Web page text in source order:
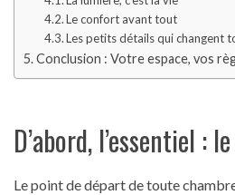
Le confort avant tout
Les petits détails qui changent
Conclusion : Votre espace, vos
D’abord, l’essentiel :
Le point de départ de toute